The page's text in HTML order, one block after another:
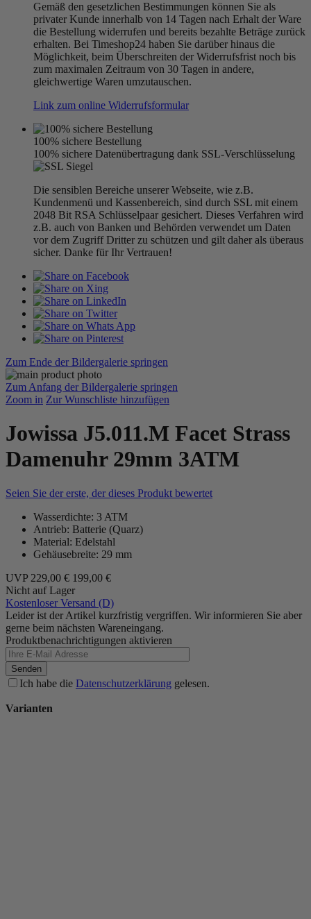
Gemäß den gesetzlichen Bestimmungen können Sie als
privater Kunde innerhalb von 14 Tagen nach Erhalt der Ware
die Bestellung widerrufen und bereits bezahlte Beträge zurück
erhalten. Bei Timeshop24 haben Sie darüber hinaus die
Möglichkeit, beim Überschreiten der Widerrufsfrist noch bis
zum maximalen Zeitraum von 30 Tagen in andere,
gleichwertige Waren umzutauschen.
Link zum online Widerrufsformular
100% sichere Bestellung
100% sichere Datenübertragung dank SSL-Verschlüsselung
Die sensiblen Bereiche unserer Webseite, wie z.B.
Kundenmenü und Kassenbereich, sind durch SSL mit einem
2048 Bit RSA Schlüsselpaar gesichert. Dieses Verfahren wird
z.B. auch von Banken und Behörden verwendet um Daten
vor dem Zugriff Dritter zu schützen und gilt daher als überaus
sicher. Danke für Ihr Vertrauen!
Zum Ende der Bildergalerie springen
Zum Anfang der Bildergalerie springen
Zoom in Zur Wunschliste hinzufügen
Jowissa J5.011.M Facet Strass
Damenuhr 29mm 3ATM
Seien Sie der erste, der dieses Produkt bewertet
Wasserdichte: 3 ATM
Antrieb: Batterie (Quarz)
Material: Edelstahl
Gehäusebreite: 29 mm
UVP 229,00 € 199,00 €
Nicht auf Lager
Kostenloser Versand (D)
Leider ist der Artikel kurzfristig vergriffen. Wir informieren Sie aber
gerne beim nächsten Wareneingang.
Produktbenachrichtigungen aktivieren
Senden
Ich habe die Datenschutzerklärung gelesen.
Varianten